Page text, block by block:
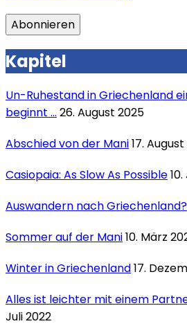
Kapitel
Un-Ruhestand in Griechenland
beginnt … 26. August 2025
Abschied von der Mani17.
Casiopaia: As Slow As Possible
Auswandern nach Griechenland?
Sommer auf der Mani10. März
Winter in Griechenland17.
Alles ist leichter mit einem
Juli 2022